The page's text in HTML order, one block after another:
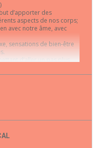
d’apporter des
aspects de nos corps;
avec notre âme, avec
sensations de bien-être
PENSÉES DE